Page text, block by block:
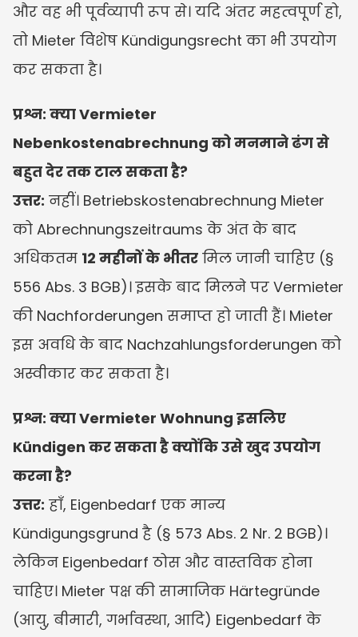
और वह भी पूर्वव्यापी रूप से। यदि अंतर महत्वपूर्ण हो,
तो Mieter विशेष Kündigungsrecht का भी उपयोग
कर सकता है।
प्रश्न: क्या Vermieter
Nebenkostenabrechnung को मनमाने ढंग से
बहुत देर तक टाल सकता है?
उत्तर: नहीं। Betriebskostenabrechnung Mieter
को Abrechnungszeitraums के अंत के बाद
अधिकतम 12 महीनों के भीतर मिल जानी चाहिए (§
556 Abs. 3 BGB)। इसके बाद मिलने पर Vermieter
की Nachforderungen समाप्त हो जाती हैं। Mieter
इस अवधि के बाद Nachzahlungsforderungen को
अस्वीकार कर सकता है।
प्रश्न: क्या Vermieter Wohnung इसलिए
Kündigen कर सकता है क्योंकि उसे खुद उपयोग
करना है?
उत्तर: हाँ, Eigenbedarf एक मान्य
Kündigungsgrund है (§ 573 Abs. 2 Nr. 2 BGB)।
लेकिन Eigenbedarf ठोस और वास्तविक होना
चाहिए। Mieter पक्ष की सामाजिक Härtegründe
(आयु, बीमारी, गर्भावस्था, आदि) Eigenbedarf के